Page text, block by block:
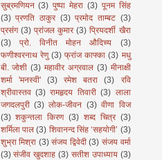
सुब्रमणियन (3) पुष्पा मेहरा (3) पूनम सिंह
(3) प्रणति ठाकुर (3) प्रमोद ताम्बट (3)
प्रसंग (3) प्रांजल कुमार (3) प्रियदर्शी खैरा
(3)
प्रो. विनीत मोहन औदिच्य
(3)
फणीश्वरनाथ रेणु (3) फ्रांज काफ्का (3) मधु
बी. जोशी (3) महावीर अग्रवाल (3) मीनाक्षी
शर्मा 'मनस्वी'
(3) रमेश बतरा (3)
रवि
श्रीवास्तव (3) रामहृदय तिवारी (3) लाला
जगदलपुरी (3) लोक-जीवन (3) वीणा विज
(3) शकुन्तला किरण (3) शब्द चित्र (3)
शर्मिला पाल (3) शिवानन्द सिंह ‘सहयोगी’ (3)
शुभ्रा मिश्रा (3) संजय द्विवेदी (3) संजय वर्मा
(3) संजीव खुदशाह (3) सतीश उपाध्याय (3)